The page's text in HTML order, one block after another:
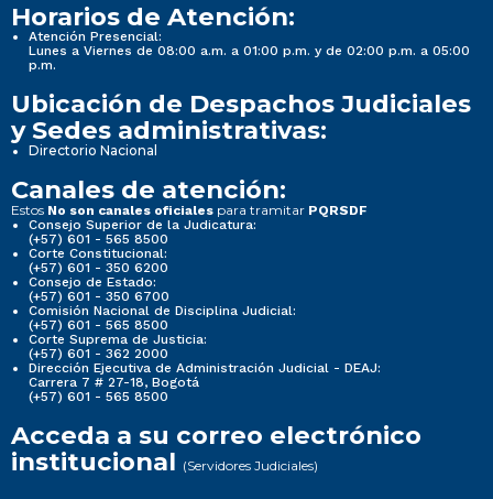
Horarios de Atención:
Atención Presencial:
Lunes a Viernes de 08:00 a.m. a 01:00 p.m. y de 02:00 p.m. a 05:00
p.m.
Ubicación de Despachos Judiciales
y Sedes administrativas:
Directorio Nacional
Canales de atención:
Estos No son canales oficiales para tramitar PQRSDF
Consejo Superior de la Judicatura:
(+57) 601 - 565 8500
Corte Constitucional:
(+57) 601 - 350 6200
Consejo de Estado:
(+57) 601 - 350 6700
Comisión Nacional de Disciplina Judicial:
(+57) 601 - 565 8500
Corte Suprema de Justicia:
(+57) 601 - 362 2000
Dirección Ejecutiva de Administración Judicial - DEAJ:
Carrera 7 # 27-18, Bogotá
(+57) 601 - 565 8500
Acceda a su correo electrónico
institucional (Servidores Judiciales)